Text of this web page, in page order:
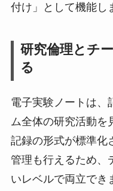
付け」として機能し
研究倫理とチ
る
電子実験ノートは、
ム全体の研究活動を
記録の形式が標準化
管理も行えるため、
いレベルで両立でき